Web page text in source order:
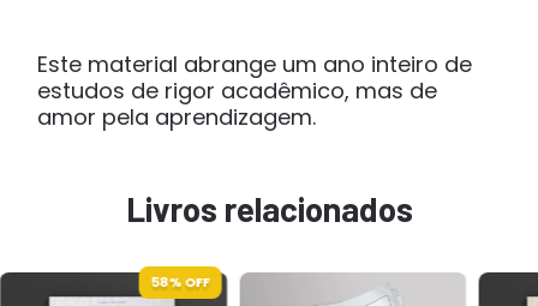
Este material abrange um ano inteiro de
estudos de rigor acadêmico, mas de
amor pela aprendizagem.
Livros relacionados
58% OFF